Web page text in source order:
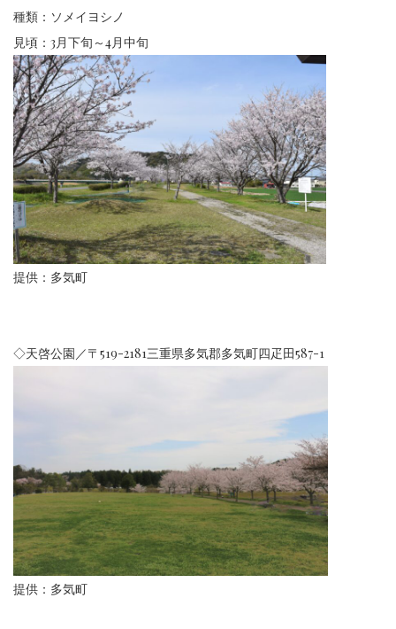
種類：ソメイヨシノ
見頃：3月下旬～4月中旬
提供：多気町
◇天啓公園／〒519-2181三重県多気郡多気町四疋田587-1
提供：多気町